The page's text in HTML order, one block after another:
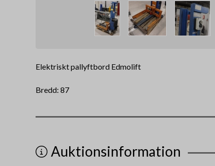
Elektriskt pallyftbord Edmolift
Bredd: 87
Auktionsinformation